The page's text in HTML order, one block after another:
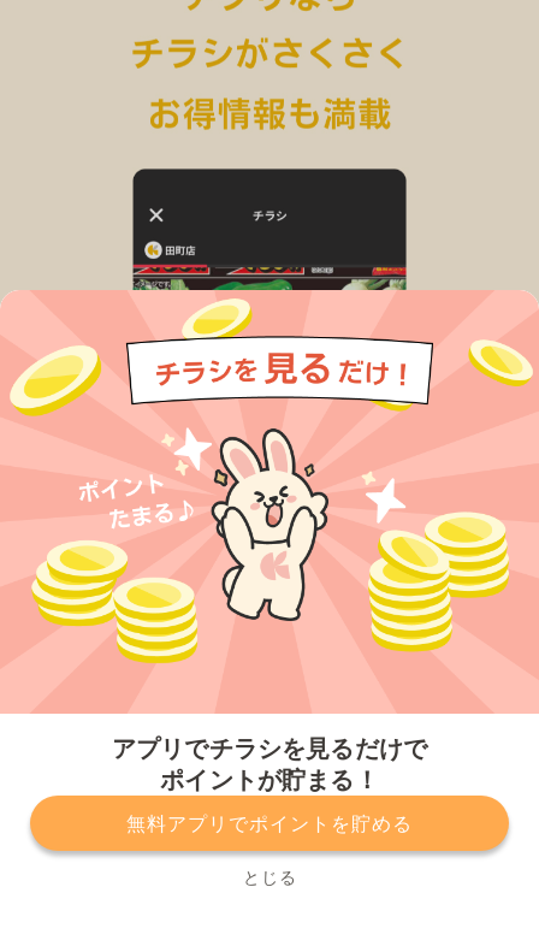
アプリでチラシを見るだけで
ポイントが貯まる！
無料アプリでポイントを貯める
とじる
プライバシーポリシー 利用規約
運営会社
サービスに関してのお問い合わせ